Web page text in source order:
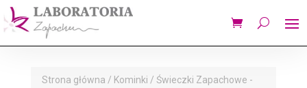
Strona główna / Kominki / Świeczki Zapachowe -